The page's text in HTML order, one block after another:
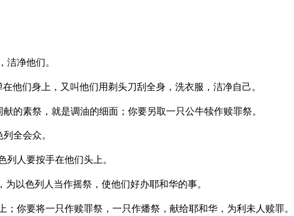
净他们。
他们身上，又叫他们用剃头刀刮全身，洗衣服，洁净自己。
的素祭，就是调油的细面；你要另取一只公牛犊作赎罪祭。
全会众。
人要按手在他们头上。
以色列人当作摇祭，使他们好办耶和华的事。
你要将一只作赎罪祭，一只作燔祭，献给耶和华，为利未人赎罪。